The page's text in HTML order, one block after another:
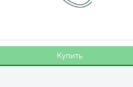
Купить